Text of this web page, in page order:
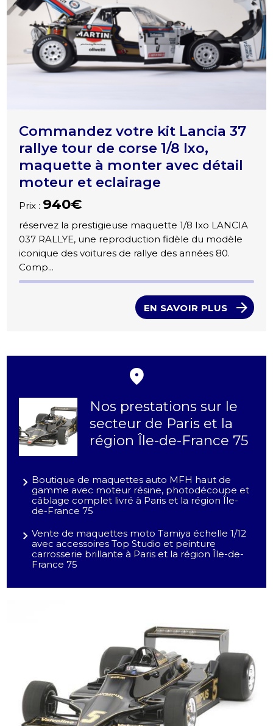
Commandez votre kit Lancia 37
rallye tour de corse 1/8 Ixo,
maquette à monter avec détail
moteur et eclairage
Prix : 940€
réservez la prestigieuse maquette 1/8 Ixo LANCIA
037 RALLYE, une reproduction fidèle du modèle
iconique des voitures de rallye des années 80.
Comp...
EN SAVOIR PLUS
Nos prestations sur le
secteur de Paris et la
région Île-de-France 75
Boutique de maquettes auto MFH haut de
gamme avec moteur résine, photodécoupe et
câblage complet livré à Paris et la région Île-
de-France 75
Vente de maquettes moto Tamiya échelle 1/12
avec accessoires Top Studio et peinture
carrosserie brillante à Paris et la région Île-de-
France 75